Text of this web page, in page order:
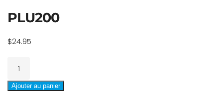
PLU200
$24.95
PLU200
Ajouter au panier